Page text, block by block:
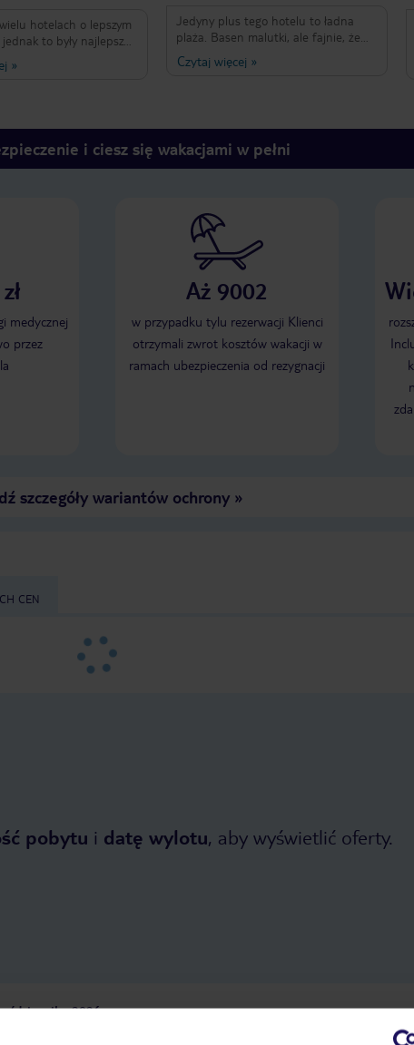
hotelach o lepszym
to były najlepsze
widać dość stary ale
Pokoje sprzątane
sobie coś wybrać.
na statek piracki i
»
Jedyny plus tego hotelu to ładna
plaża. Basen malutki, ale fajnie, że
jest też kryty. Zdecydowanie lepszy
basen na bliżniaczym hotelu - większy
też masakra, nachalnie próbują
podrywać kobiety - żenada!!!Animacje
miarę czysto. Okolica też nieciekawa -
syf, kiła i mogiła, do cywilizacji trzeba
jechać taksówką. Pełno wszędzie
nachalnych I natrętnych naciągaczy
sklepikarzy. Najgorszy urlop w moim
życiu!!!
Czytaj więcej »
i ciesz się wakacjami w pełni
medycznej
przez
Aż 9002
w przypadku tylu rezerwacji Klienci
otrzymali zwrot kosztów wakacji w
ramach ubezpieczenia od rezygnacji
szczegóły wariantów ochrony»
CEN
pobytu i datę wylotu, aby wyświetlić oferty.
2026